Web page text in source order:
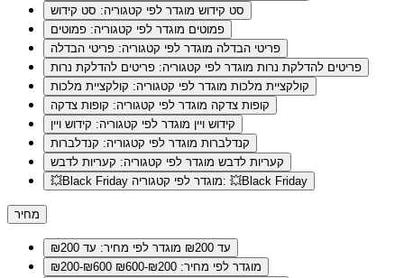
סט קידוש מוגדר לפי קטגוריה: סט קידוש
פמוטים מוגדר לפי קטגוריה: פמוטים
פריטי הבדלה מוגדר לפי קטגוריה: פריטי הבדלה
פריטים להדלקת נרות מוגדר לפי קטגוריה: פריטים להדלקת נרות
קולקציית מלכות מוגדר לפי קטגוריה: קולקציית מלכות
קופות צדקה מוגדר לפי קטגוריה: קופות צדקה
קידוש ויין מוגדר לפי קטגוריה: קידוש ויין
קנדלברות מוגדר לפי קטגוריה: קנדלברות
קעריות לדבש מוגדר לפי קטגוריה: קעריות לדבש
💥Black Friday
מוגדר לפי קטגוריה: 💥Black Friday
מחיר
עד ₪200
מוגדר לפי מחיר: עד ₪200
₪200-₪600
מוגדר לפי מחיר: ₪200-₪600